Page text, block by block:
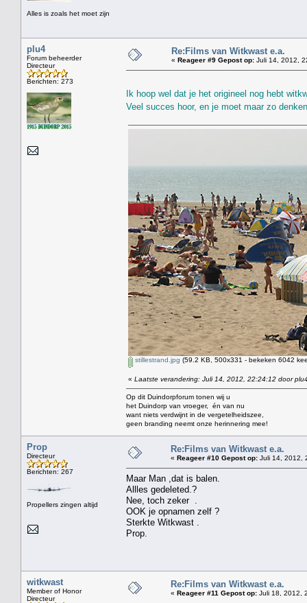
Alles is zoals het moet zijn
plu4
Forum beheerder
Directeur
Berichten: 273
Re:Films van Witkwast e.a.
« Reageer #9 Gepost op: Juli 14, 2012,
Ik hoop wel dat je het origineel nog hebt
Veel succes hoor, en je moet maar zo
stillestrand.jpg (59.2 KB, 500x331 - bekeken 6042
« Laatste verandering: Juli 14, 2012, 22:24:12 door
Op dit Duindorpforum tonen wij u
het Duindorp van vroeger, én van nu
want niets verdwijnt in de vergetelheidszee,
geen branding neemt onze herinnering mee!
Prop
Directeur
Berichten: 267
Propellers zingen altijd
Re:Films van Witkwast e.a.
« Reageer #10 Gepost op: Juli 14, 2012,
Maar Man ,dat is balen.
Allles gedeleted.?
Nee, toch zeker .
OOK je opnamen zelf ?
Sterkte Witkwast .
Prop.
witkwast
Member of Honor
Directeur
Re:Films van Witkwast e.a.
« Reageer #11 Gepost op: Juli 18, 2012,